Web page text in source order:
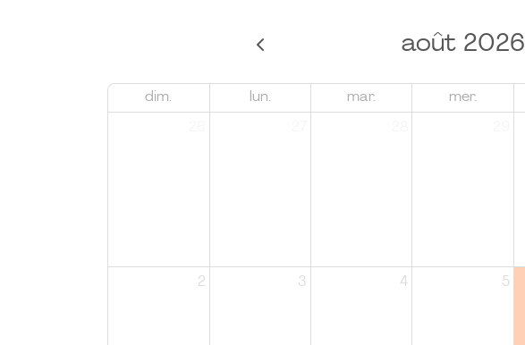
août 2026
dim. lun. mar. mer.
2 3 4 5